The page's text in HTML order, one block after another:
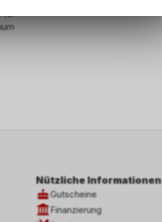
(Ø
Nützliche Informationen
Gutscheine
Finanzierung